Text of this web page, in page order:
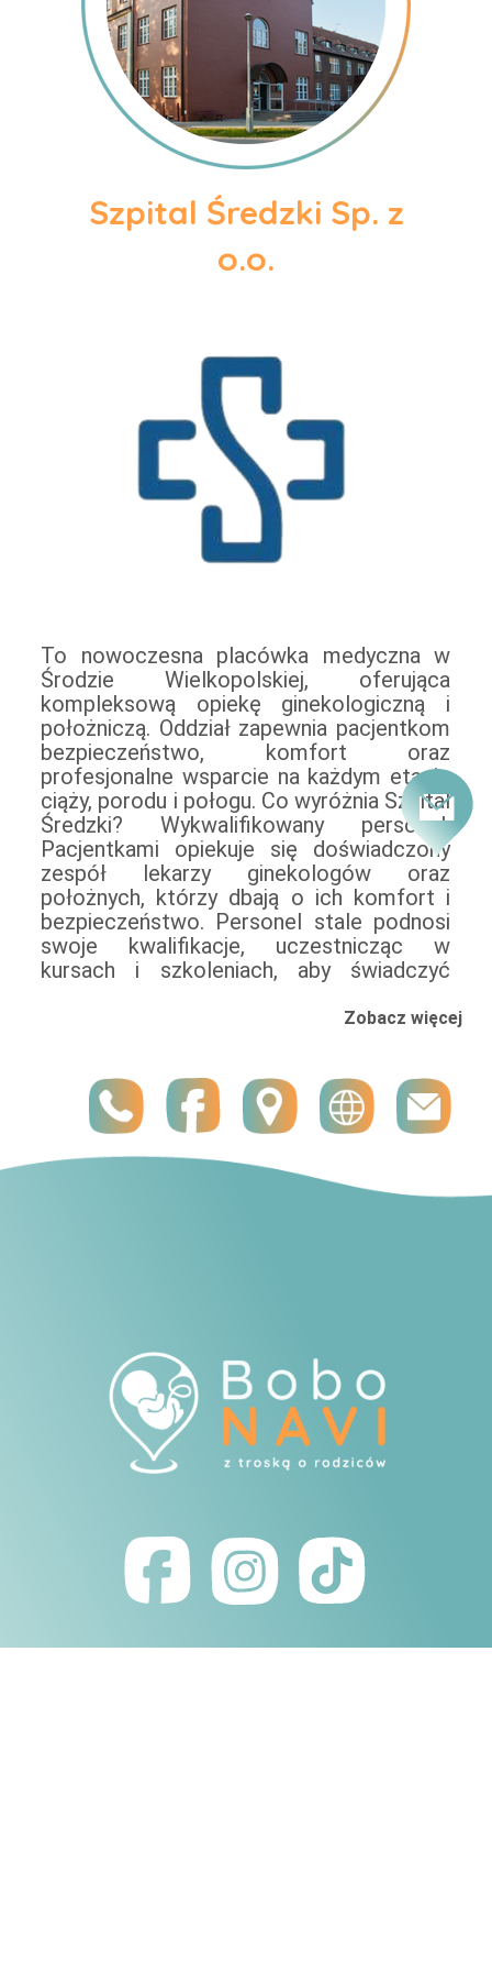
Szpital Średzki Sp. z
o.o.
To nowoczesna placówka medyczna w
Środzie Wielkopolskiej, oferująca
kompleksową opiekę ginekologiczną i
położniczą. Oddział zapewnia pacjentkom
bezpieczeństwo, komfort oraz
profesjonalne wsparcie na każdym etapie
ciąży, porodu i połogu. Co wyróżnia Szpital
Średzki? Wykwalifikowany personel:
Pacjentkami opiekuje się doświadczony
zespół lekarzy ginekologów oraz
położnych, którzy dbają o ich komfort i
bezpieczeństwo. Personel stale podnosi
swoje kwalifikacje, uczestnicząc w
kursach i szkoleniach, aby świadczyć
usługi zgodne z aktualnymi standardami
medycznymi. Szeroki zakres usług: Szpital
oferuje prowadzenie ciąży, porody
naturalne oraz cesarskie cięcia. Pacjentki
mogą skorzystać z porodów rodzinnych, a
także ze wsparcia oferowanego przez
Poradnię Ginekologiczno-Położniczą. Do
poradni nie jest wymagane skierowanie, co
ułatwia dostęp do specjalistycznej opieki.
W szpitalu pacjentki mogą skorzystać z
pomocy psychologa, który oferuje
wsparcie w trudnych sytuacjach
okołoporodowych. Dodatkowo, dostępne
są konsultacje laktacyjne oraz wsparcie w
zakresie pielęgnacji noworodka.
Nowoczesne zaplecze: Oddział dysponuje
salami poporodowymi, jedną
jednoosobową oraz pięcioma
dwuosobowymi, wszystkie wyposażone w
łazienki. Zapewniają one pacjentkom
komfortowy pobyt i możliwość
przebywania z noworodkiem w systemie
rooming-in. Metody łagodzenia bólu
porodowego: Szpital oferuje różnorodne
sposoby uśmierzania bólu porodowego,
zarówno farmakologiczne (gaz wziewny,
znieczulenie zewnątrzoponowe), jak i
niefarmakologiczne (techniki oddechowe,
Zobacz więcej